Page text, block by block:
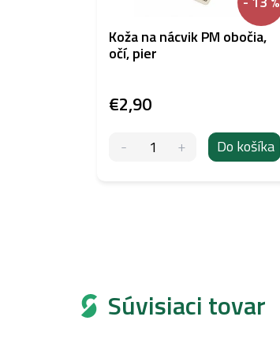
Súvisiaci tovar
Koža na nácvik PM obočia,
očí, pier
€2,90
Do košíka